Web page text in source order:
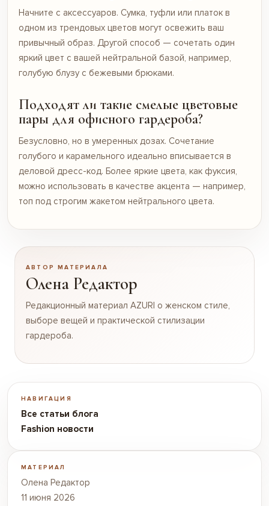
Начните с аксессуаров. Сумка, туфли или платок в
одном из трендовых цветов могут освежить ваш
привычный образ. Другой способ — сочетать один
яркий цвет с вашей нейтральной базой, например,
голубую блузу с бежевыми брюками.
Подходят ли такие смелые цветовые
пары для офисного гардероба?
Безусловно, но в умеренных дозах. Сочетание
голубого и карамельного идеально вписывается в
деловой дресс-код. Более яркие цвета, как фуксия,
можно использовать в качестве акцента — например,
топ под строгим жакетом нейтрального цвета.
АВТОР МАТЕРИАЛА
Олена Редактор
Редакционный материал AZURI о женском стиле,
выборе вещей и практической стилизации
гардероба.
НАВИГАЦИЯ
Все статьи блога
Fashion новости
МАТЕРИАЛ
Олена Редактор
11 июня 2026